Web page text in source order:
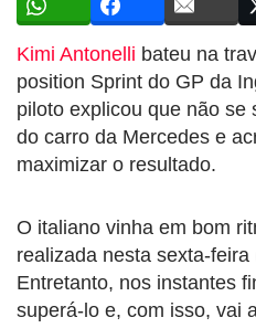
Kimi Antonelli bateu na
position Sprint do GP da
piloto explicou que não se
do carro da Mercedes e
maximizar o resultado.
O italiano vinha em bom
realizada nesta sexta-
Entretanto, nos instantes
superá-lo e, com isso, vai